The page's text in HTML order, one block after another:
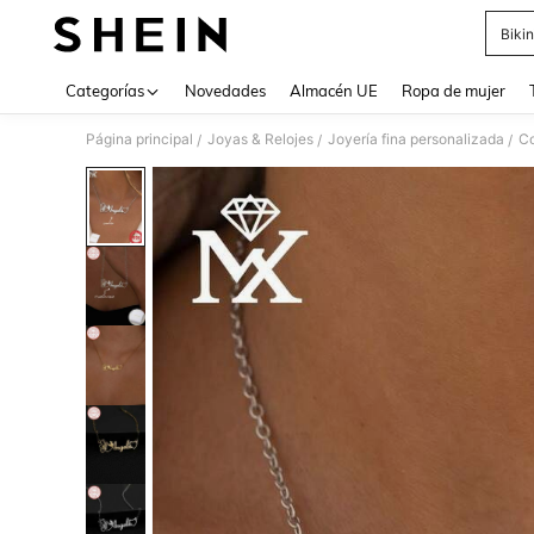
Categorías Novedades Almacén UE Ropa de mujer
Página principal / Joyas & Relojes / Joyería fina personalizada /